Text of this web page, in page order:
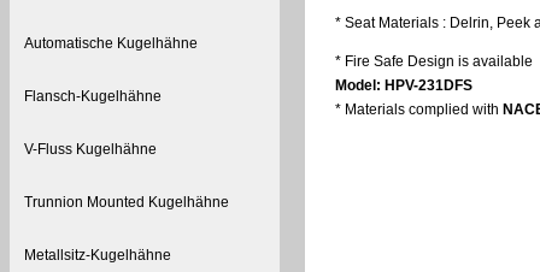
Automatische Kugelhähne
Flansch-Kugelhähne
V-Fluss Kugelhähne
Trunnion Mounted Kugelhähne
Metallsitz-Kugelhähne
* Seat Materials : Delrin, Peek
* Fire Safe Design is available
Model: HPV-231DFS
* Materials complied with